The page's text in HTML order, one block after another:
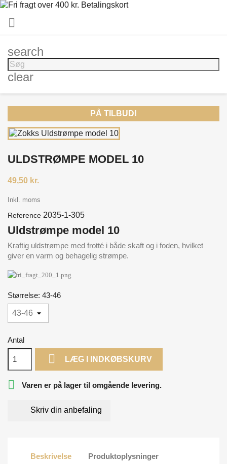

search
clear
PÅ TILBUD!
ULDSTRØMPE MODEL 10
49,50 kr.
Inkl. moms
Reference 2035-1-305
Uldstrømpe model 10
Kraftig uldstrømpe med frotté i både skaft og i foden, hvilket
giver en varm og behagelig strømpe.
Størrelse: 43-46
Antal
 LÆG I INDKØBSKURV
 Varen er på lager til omgående levering.
Skriv din anbefaling
Beskrivelse Produktoplysninger